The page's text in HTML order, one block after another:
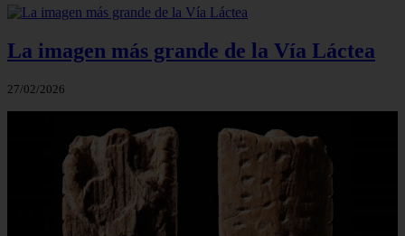
La imagen más grande de la Vía Láctea
27/02/2026